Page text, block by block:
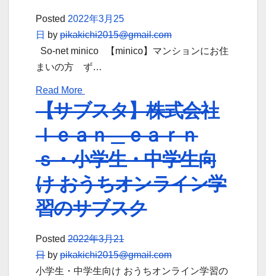
Posted 2022年3月25
日 by pikakichi2015@gmail.com
So-net minico 【minico】マンションにお住
まいの方 ず…
Read More
【サブスタ】株式会社
ｌｅａｎ＿ｅａｒｎ
ｓ・小学生・中学生向
け おうちオンライン学
習のサブスク
Posted 2022年3月21
日 by pikakichi2015@gmail.com
小学生・中学生向け おうちオンライン学習の